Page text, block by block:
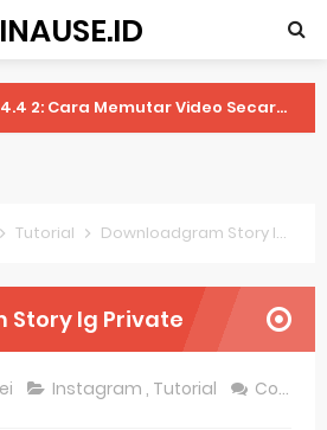
Cara Memutar Video Secara Mudah
Windows 10
Windows 11
Windows 10
Tutorial Downloadgram Story Ig Private
Story Ig Private
Instagram , Tutorial Comment